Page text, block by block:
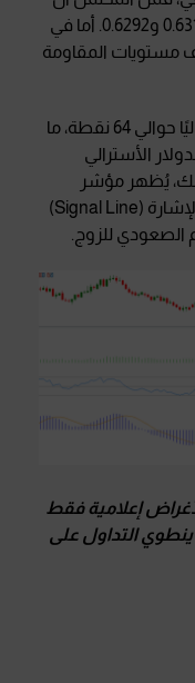
يستهدف مستويات الدعم 0.6328 و0.6314 و0.6292. أما في
مستويات المقاومة
ويسجل مؤشر القوة النسبية (RSI) حاليًا حوالي 64 نقطة، ما
الأسترالي
ذلك، يُظهر مؤشر
MACD أن الخط الأزرق أعلى من خط الإشارة (Signal Line)
الصعودي للزوج.
إعلامية فقط
ينطوي التداول على